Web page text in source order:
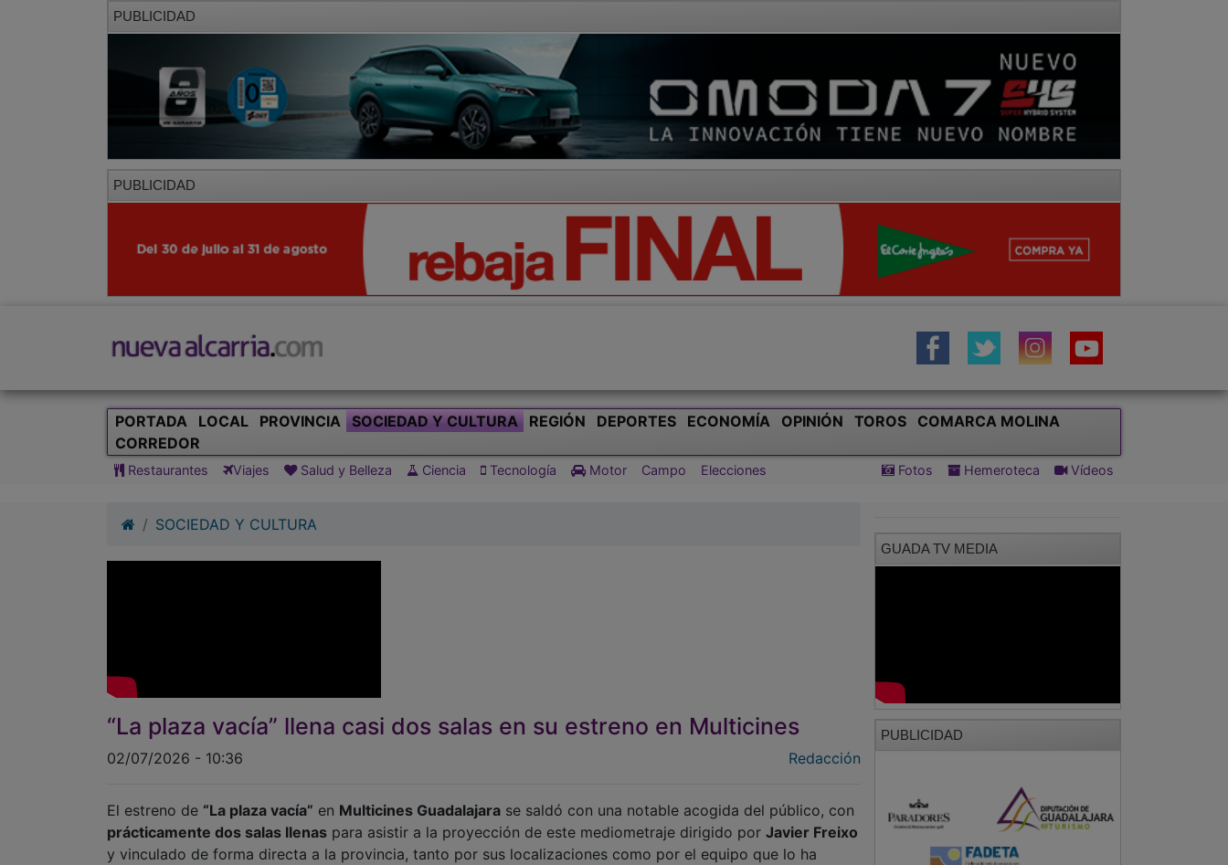
PUBLICIDAD
PUBLICIDAD
PORTADA LOCAL PROVINCIA SOCIEDAD Y CULTURA REGIÓN DEPORTES ECONOMÍA OPINIÓN TOROS
COMARCA MOLINA
CORREDOR
Restaurantes Viajes Salud y Belleza Ciencia Tecnología Motor Campo Elecciones Fotos Hemeroteca Vídeos
SOCIEDAD Y CULTURA
“La plaza vacía” llena casi dos salas en su estreno en Multicines
02/07/2026 - 10:36 Redacción
El estreno de “La plaza vacía” en Multicines Guadalajara se saldó con una notable acogida del público, con
prácticamente dos salas llenas para asistir a la proyección de este mediometraje dirigido por Javier Freixo
y vinculado de forma directa a la provincia, tanto por sus localizaciones como por el equipo que lo ha
GUADA TV MEDIA
PUBLICIDAD